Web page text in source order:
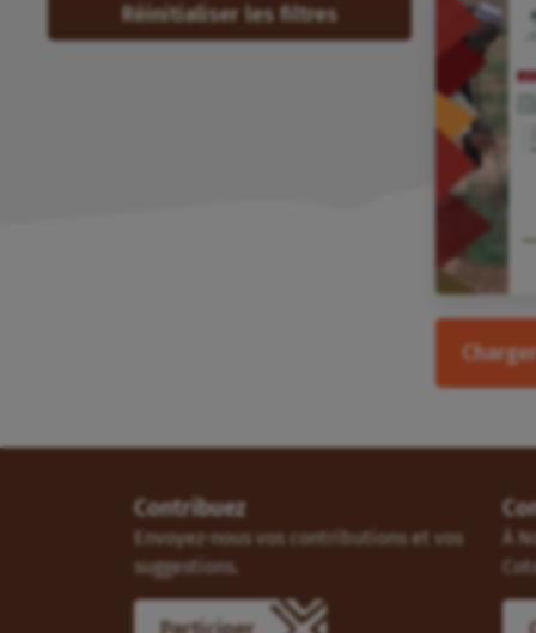
Réinitialiser les filtres
Contribuez
Envoyez-nous vos contributions et vos
suggestions.
À